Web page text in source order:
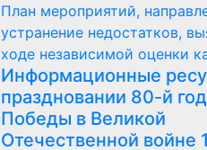
План мероприятий,
устранение недостатков,
ходе независимой оценки
Информационные
праздновании 80-й
Победы в Великой
Отечественной войне